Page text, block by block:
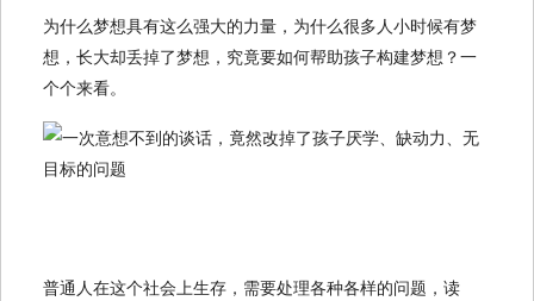
为什么梦想具有这么强大的力量，为什么很多人小时候有梦
想，长大却丢掉了梦想，究竟要如何帮助孩子构建梦想？一
个个来看。
普通人在这个社会上生存，需要处理各种各样的问题，读